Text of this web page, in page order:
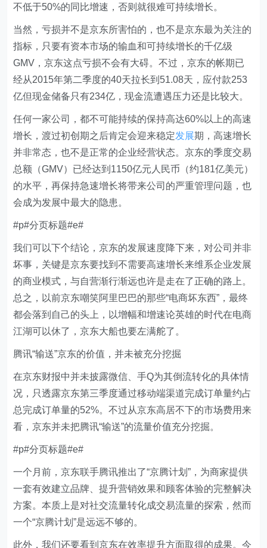
不低于50%的同比增速，否则就很难可持续增长。
当然，亏损并不是京东所害怕的，也不是京东最为关注的
指标，只要有资本市场的输血和可持续增长的千亿级
GMV，京东这点亏损不会有大碍。不过，京东的帐期已
经从2015年第二季度的40天拉长到51.08天，应付款253
亿但现金储备只有234亿，现金流遭遇压力还是比较大。
任何一家公司，都不可能持续的保持高达60%以上的高速
增长，渡过初创期之后肯定会迎来稳定发展期，高速增长
并非常态，也不是正常的企业经营状态。京东的季度交易
总额（GMV）已经达到1150亿元人民币（约181亿美元）
的水平，再保持急速增长将带来公司的严重管理问题，也
会成为发展中最大的隐患。
#p#分页标题#e#
我们可以下个结论，京东的发展速度降下来，对公司并非
坏事，关键是京东要找到不需要高速增长来维系企业发展
的商业模式，与自营渐行渐远也许是走在了正确的路上。
总之，以前京东嘲笑阿里巴巴的那些“电商坏东西”，最终
都会落到自己的头上，以增幅和增速论英雄的时代在电商
江湖可以休了，京东大船也要左满舵了。
腾讯“输送”京东的价值，并未被充分挖掘
在京东财报中并未披露微信、手Q为其倒流转化的具体情
况，只透露京东第三季度通过移动端渠道完成订单量约占
总完成订单量的52%。不过从京东高居不下的市场费用来
看，京东并未把腾讯“输送”的流量价值充分挖掘。
#p#分页标题#e#
一个月前，京东联手腾讯推出了“京腾计划”，为商家提供
一套有效建立品牌、提升营销效果和顾客体验的完整解决
方案。本质上是对社交流量转化成交易流量的探索，然而
一个“京腾计划”是远远不够的。
此外，我们还要看到京东在效率提升方面取得的成果。今